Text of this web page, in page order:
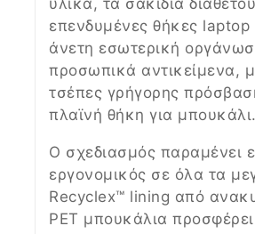
υλικά, τα σακίδια
επενδυμένες θήκες
άνετη εσωτερική
προσωπικά αντικείμενα,
τσέπες γρήγορης
πλαϊνή θήκη για μπουκάλι.
Ο σχεδιασμός παραμένει
εργονομικός σε όλα τα
Recyclex™ lining από
PET μπουκάλια προσφέρει